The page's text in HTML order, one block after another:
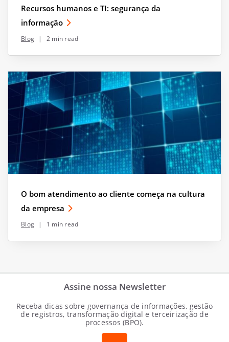
Recursos humanos e TI: segurança da
informação
Blog | 2 min read
O bom atendimento ao cliente começa na cultura
da empresa
Blog | 1 min read
Assine nossa Newsletter
Receba dicas sobre governança de informações, gestão
de registros, transformação digital e terceirização de
processos (BPO).